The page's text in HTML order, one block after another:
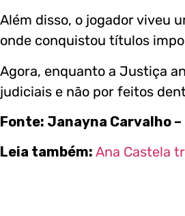
Além disso, o jogador viveu
onde conquistou títulos
Agora, enquanto a Justiça
judiciais e não por feitos
Fonte: Janayna Carvalho
Leia também: Ana Castela